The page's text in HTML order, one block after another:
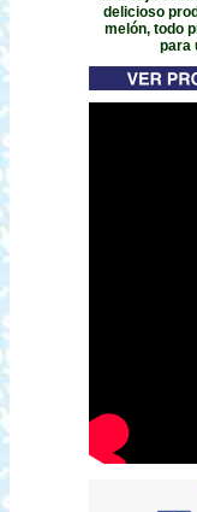
delicioso
melón, todo
para